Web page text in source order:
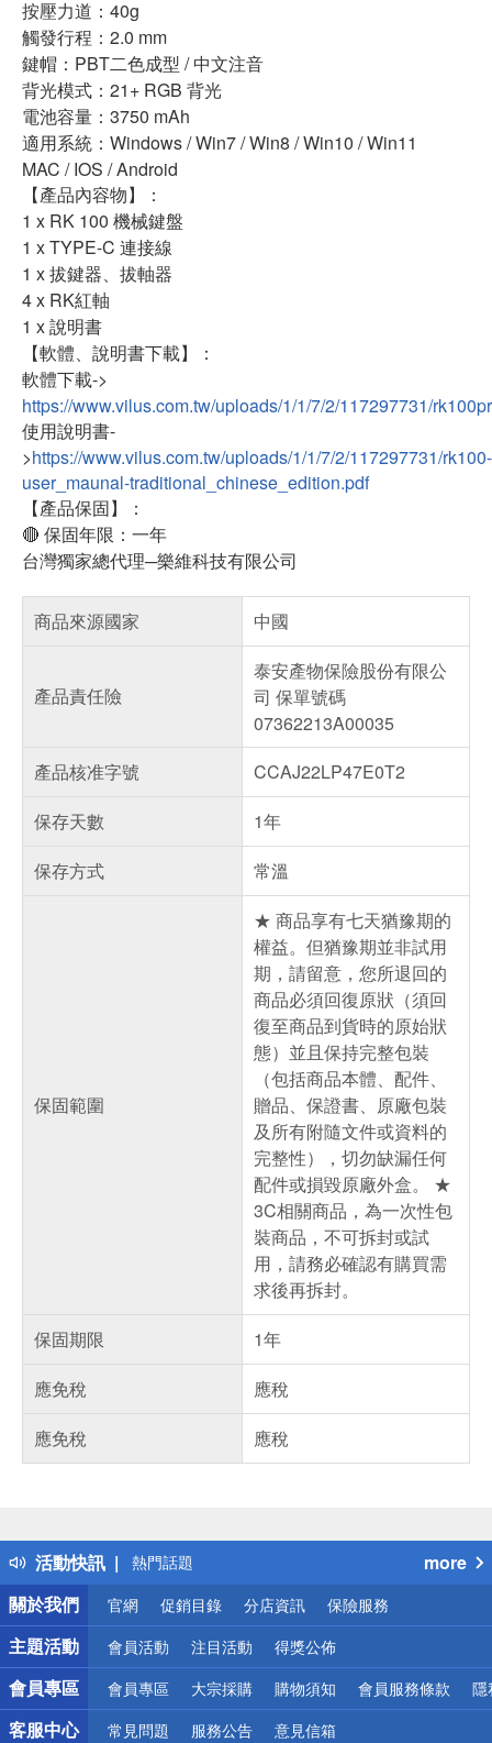
按壓力道：40g
觸發行程：2.0 mm
鍵帽：PBT二色成型 / 中文注音
背光模式：21+ RGB 背光
電池容量：3750 mAh
適用系統：Windows / Win7 / Win8 / Win10 / Win11
MAC / IOS / Android
【產品內容物】：
1 x RK 100 機械鍵盤
1 x TYPE-C 連接線
1 x 拔鍵器、拔軸器
4 x RK紅軸
1 x 說明書
【軟體、說明書下載】：
軟體下載->
https://www.vilus.com.tw/uploads/1/1/7/2/117297731/
使用說明書-
>https://www.vilus.com.tw/uploads/1/1/7/2/117297731/rk100-
user_maunal-traditional_chinese_edition.pdf
【產品保固】：
🔴 保固年限：一年
台灣獨家總代理─樂維科技有限公司
商品來源國家 中國
產品責任險
泰安產物保險股份有限公
司 保單號碼
07362213A00035
產品核准字號
CCAJ22LP47E0T2
保存天數
1年
保存方式
常溫
保固範圍
★ 商品享有七天猶豫期的
權益。但猶豫期並非試用
期，請留意，您所退回的
商品必須回復原狀（須回
復至商品到貨時的原始狀
態）並且保持完整包裝
（包括商品本體、配件、
贈品、保證書、原廠包裝
及所有附隨文件或資料的
完整性），切勿缺漏任何
配件或損毀原廠外盒。 ★
3C相關商品，為一次性包
裝商品，不可拆封或試
用，請務必確認有購買需
求後再拆封。
保固期限
1年
應免稅
應稅
應免稅
應稅
活動快訊
得獎公告
熱門話題
銀行優惠
偏遠地區配送
詐騙網頁！請小心！
more
關於我們
官網 促銷目錄 分店資訊 保險服務
主題活動 會員活動 注目活動 得獎公佈
會員專區 會員專區 大宗採購 購物須知 會員服務條款 隱
客服中心 常見問題 服務公告 意見信箱